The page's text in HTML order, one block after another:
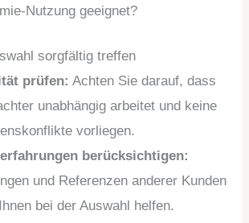
Nutzung geeignet?
sorgfältig treffen
prüfen: Achten Sie darauf, dass
unabhängig arbeitet und keine
vorliegen.
berücksichtigen:
und Referenzen anderer Kunden
bei der Auswahl helfen.